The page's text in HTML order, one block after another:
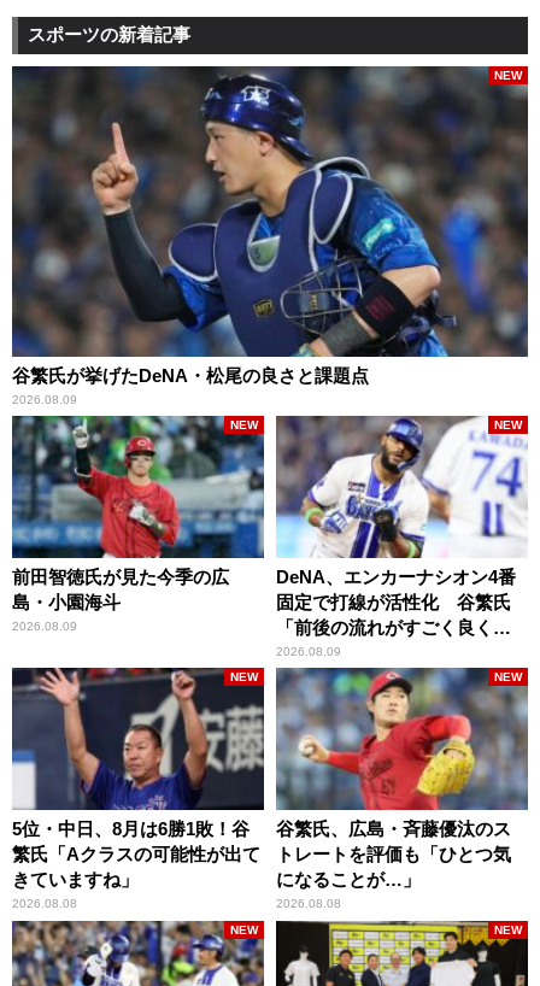
スポーツの新着記事
谷繁氏が挙げたDeNA・松尾の良さと課題点
2026.08.09
NEW
前田智徳氏が見た今季の広
島・小園海斗
2026.08.09
NEW
DeNA、エンカーナシオン4番
固定で打線が活性化 谷繁氏
「前後の流れがすごく良くな
りましたね」
2026.08.09
NEW
5位・中日、8月は6勝1敗！谷
繁氏「Aクラスの可能性が出て
きていますね」
2026.08.08
NEW
谷繁氏、広島・斉藤優汰のス
トレートを評価も「ひとつ気
になることが…」
2026.08.08
NEW
NEW NEW